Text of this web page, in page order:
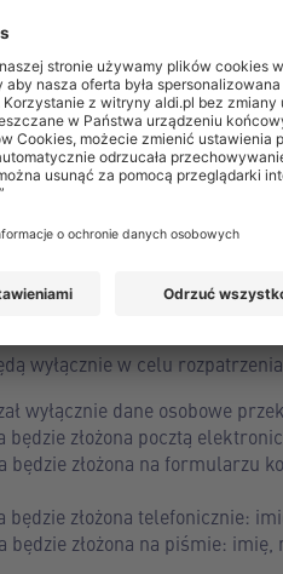
Uczestników Akcji
wpisana do rejestru
w Katowicach, VIII
REGON
ochrony danych, z którym
wskazanym w punkcie
przetwarzane w celu
możliwość obrony przed
wyłącznie w celu
wyłącznie dane osobowe
złożona pocztą
złożona na formularzu
złożona telefonicznie:
złożona na piśmie: